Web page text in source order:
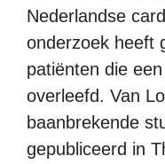
Nederlandse
onderzoek heeft
patiënten die
overleefd. Van
baanbrekende
gepubliceerd in